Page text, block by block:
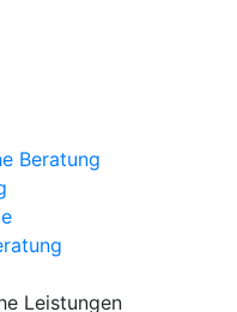
Beratung
Leistungen